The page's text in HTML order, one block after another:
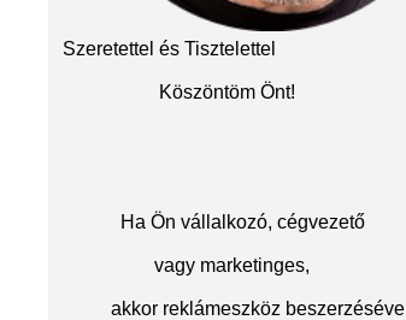
Szeretettel és Tisztelettel
Köszöntöm Önt!
Ha Ön vállalkozó, cégvezető
vagy marketinges,
akkor reklámeszköz beszerzésével